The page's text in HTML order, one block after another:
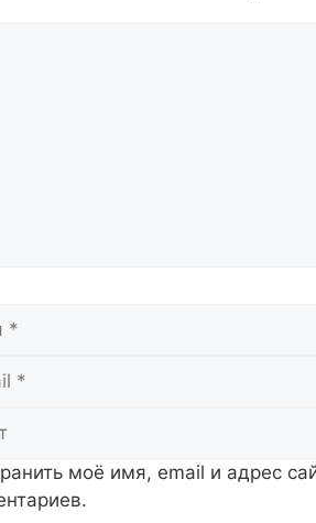
моё имя, email и адрес